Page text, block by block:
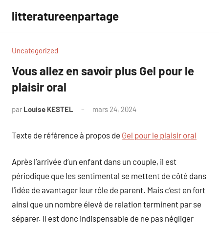
contenu
litteratureenpartage
Uncategorized
Vous allez en savoir plus Gel pour le
plaisir oral
par Louise KESTEL mars 24, 2024
Texte de référence à propos de Gel pour le plaisir oral
Après l’arrivée d’un enfant dans un couple, il est
périodique que les sentimental se mettent de côté dans
l’idée de avantager leur rôle de parent. Mais c’est en fort
ainsi que un nombre élevé de relation terminent par se
séparer. Il est donc indispensable de ne pas négliger